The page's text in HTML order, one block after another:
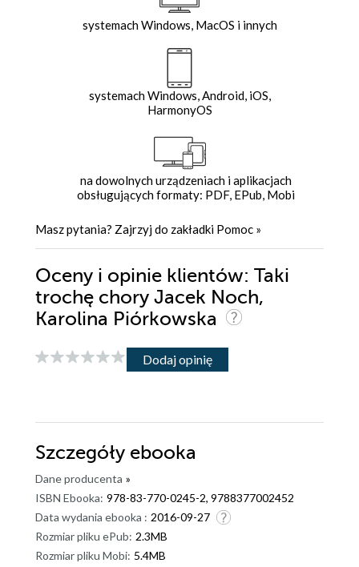
systemach Windows, MacOS i innych
systemach Windows, Android, iOS,
HarmonyOS
na dowolnych urządzeniach i aplikacjach
obsługujących formaty: PDF, EPub, Mobi
Masz pytania? Zajrzyj do zakładki Pomoc »
Oceny i opinie klientów: Taki
trochę chory Jacek Noch,
Karolina Piórkowska
Dodaj opinię
Szczegóły ebooka
Dane producenta »
ISBN Ebooka: 978-83-770-0245-2, 9788377002452
Data wydania ebooka : 2016-09-27
Rozmiar pliku ePub: 2.3MB
Rozmiar pliku Mobi: 5.4MB